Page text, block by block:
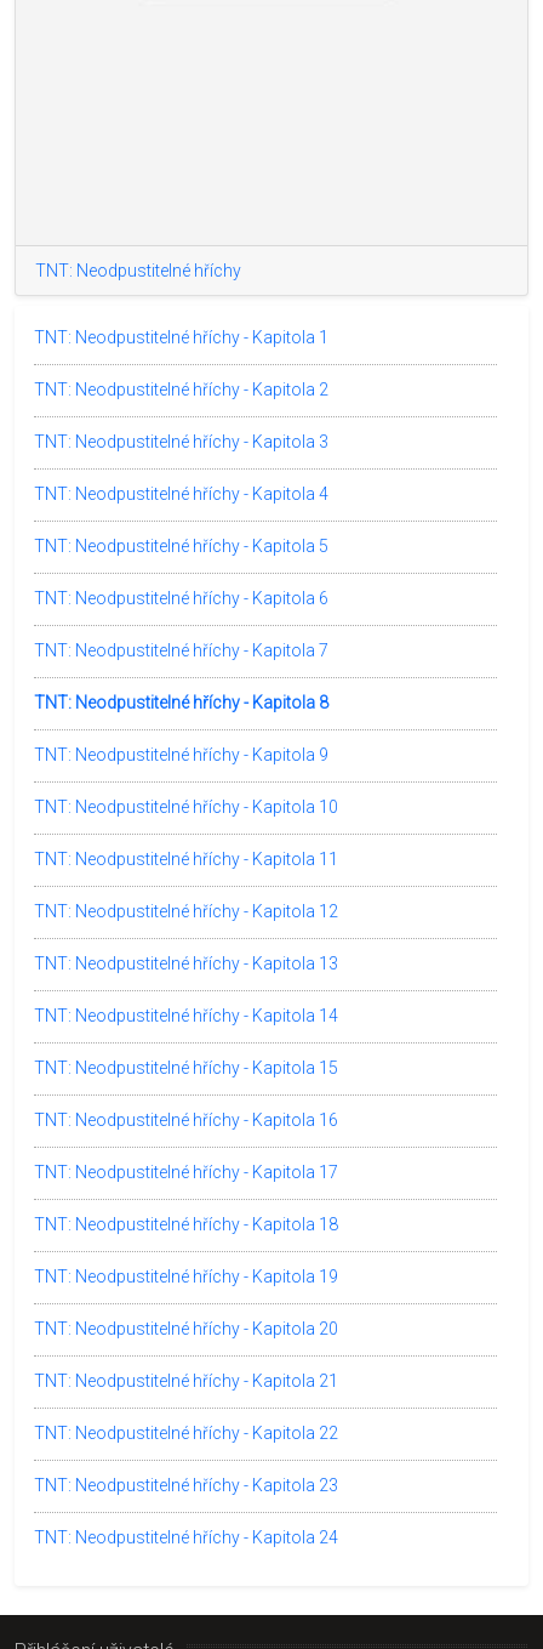
TNT: Neodpustitelné hříchy
TNT: Neodpustitelné hříchy - Kapitola 1
TNT: Neodpustitelné hříchy - Kapitola 2
TNT: Neodpustitelné hříchy - Kapitola 3
TNT: Neodpustitelné hříchy - Kapitola 4
TNT: Neodpustitelné hříchy - Kapitola 5
TNT: Neodpustitelné hříchy - Kapitola 6
TNT: Neodpustitelné hříchy - Kapitola 7
TNT: Neodpustitelné hříchy - Kapitola 8
TNT: Neodpustitelné hříchy - Kapitola 9
TNT: Neodpustitelné hříchy - Kapitola 10
TNT: Neodpustitelné hříchy - Kapitola 11
TNT: Neodpustitelné hříchy - Kapitola 12
TNT: Neodpustitelné hříchy - Kapitola 13
TNT: Neodpustitelné hříchy - Kapitola 14
TNT: Neodpustitelné hříchy - Kapitola 15
TNT: Neodpustitelné hříchy - Kapitola 16
TNT: Neodpustitelné hříchy - Kapitola 17
TNT: Neodpustitelné hříchy - Kapitola 18
TNT: Neodpustitelné hříchy - Kapitola 19
TNT: Neodpustitelné hříchy - Kapitola 20
TNT: Neodpustitelné hříchy - Kapitola 21
TNT: Neodpustitelné hříchy - Kapitola 22
TNT: Neodpustitelné hříchy - Kapitola 23
TNT: Neodpustitelné hříchy - Kapitola 24